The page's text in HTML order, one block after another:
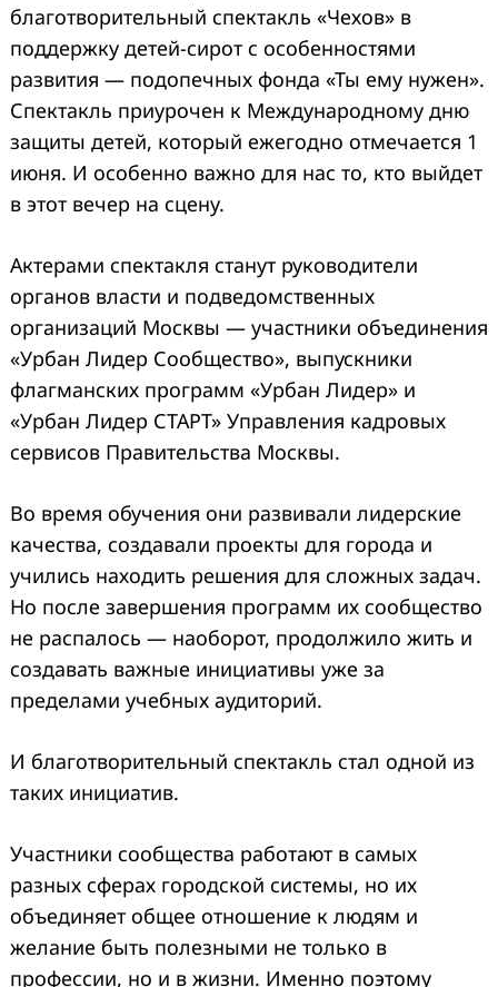
благотворительный спектакль «Чехов» в
поддержку детей-сирот с особенностями
развития — подопечных фонда «Ты ему нужен».
Спектакль приурочен к Международному дню
защиты детей, который ежегодно отмечается 1
июня. И особенно важно для нас то, кто выйдет
в этот вечер на сцену.
Актерами спектакля станут руководители
органов власти и подведомственных
организаций Москвы — участники объединения
«Урбан Лидер Сообщество», выпускники
флагманских программ «Урбан Лидер» и
«Урбан Лидер СТАРТ» Управления кадровых
сервисов Правительства Москвы.
Во время обучения они развивали лидерские
качества, создавали проекты для города и
учились находить решения для сложных задач.
Но после завершения программ их сообщество
не распалось — наоборот, продолжило жить и
создавать важные инициативы уже за
пределами учебных аудиторий.
И благотворительный спектакль стал одной из
таких инициатив.
Участники сообщества работают в самых
разных сферах городской системы, но их
объединяет общее отношение к людям и
желание быть полезными не только в
профессии, но и в жизни. Именно поэтому